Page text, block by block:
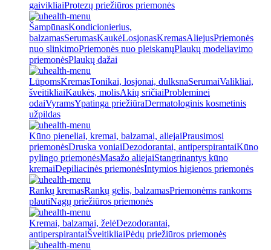
gaivikliaiProtezų priežiūros priemonės
ŠampūnasKondicionierius,
balzamasSerumasKaukėLosjonasKremasAliejusPriemonės
nuo slinkimoPriemonės nuo pleiskanųPlaukų modeliavimo
priemonėsPlaukų dažai
LūpomsKremasTonikai, losjonai, dulksnaSerumaiValikliai,
šveitikliaiKaukės, molisAkių sričiaiProbleminei
odaiVyramsYpatinga priežiūraDermatologinis kosmetinis
užpildas
Kūno pieneliai, kremai, balzamai, aliejaiPrausimosi
priemonėsDruska voniaiDezodorantai, antiperspirantaiKūno
pylingo priemonėsMasažo aliejaiStangrinantys kūno
kremaiDepiliacinės priemonėsIntymios higienos priemonės
Rankų kremasRankų gelis, balzamasPriemonėms rankoms
plautiNagų priežiūros priemonės
Kremai, balzamai, želėDezodorantai,
antiperspirantaiŠveitikliaiPėdų priežiūros priemonės